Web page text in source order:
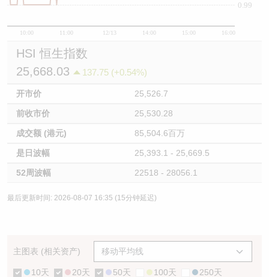
10:00 11:00 12/13 14:00 15:00 16:00
0.99
HSI 恒生指数
25,668.03
137.75 (+0.54%)
开市价 25,526.7
前收市价 25,530.28
成交额 (港元) 85,504.6百万
是日波幅 25,393.1 - 25,669.5
52周波幅 22518 - 28056.1
最后更新时间: 2026-08-07 16:35 (15分钟延迟)
主图表 (相关资产)
10天 20天 50天 100天 250天